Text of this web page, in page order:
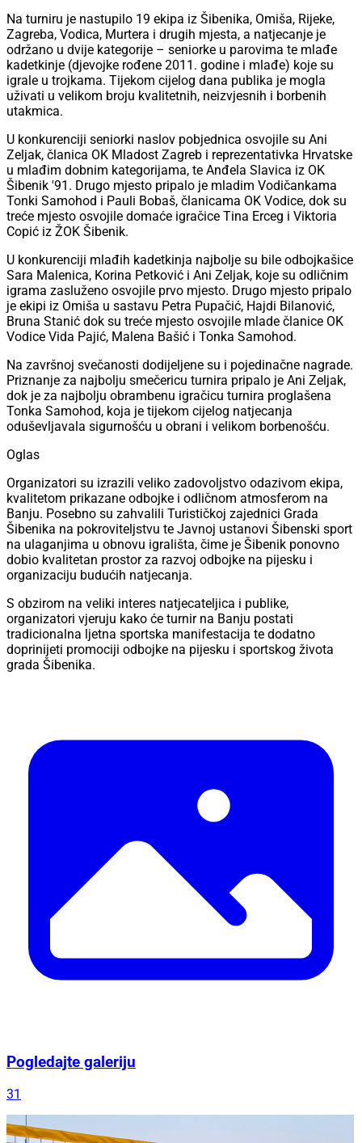
Na turniru je nastupilo 19 ekipa iz Šibenika, Omiša, Rijeke,
Zagreba, Vodica, Murtera i drugih mjesta, a natjecanje je
održano u dvije kategorije – seniorke u parovima te mlađe
kadetkinje (djevojke rođene 2011. godine i mlađe) koje su
igrale u trojkama. Tijekom cijelog dana publika je mogla
uživati u velikom broju kvalitetnih, neizvjesnih i borbenih
utakmica.
U konkurenciji seniorki naslov pobjednica osvojile su Ani
Zeljak, članica OK Mladost Zagreb i reprezentativka Hrvatske
u mlađim dobnim kategorijama, te Anđela Slavica iz OK
Šibenik '91. Drugo mjesto pripalo je mladim Vodičankama
Tonki Samohod i Pauli Bobaš, članicama OK Vodice, dok su
treće mjesto osvojile domaće igračice Tina Erceg i Viktoria
Copić iz ŽOK Šibenik.
U konkurenciji mlađih kadetkinja najbolje su bile odbojkašice
Sara Malenica, Korina Petković i Ani Zeljak, koje su odličnim
igrama zasluženo osvojile prvo mjesto. Drugo mjesto pripalo
je ekipi iz Omiša u sastavu Petra Pupačić, Hajdi Bilanović,
Bruna Stanić dok su treće mjesto osvojile mlade članice OK
Vodice Vida Pajić, Malena Bašić i Tonka Samohod.
Na završnoj svečanosti dodijeljene su i pojedinačne nagrade.
Priznanje za najbolju smečericu turnira pripalo je Ani Zeljak,
dok je za najbolju obrambenu igračicu turnira proglašena
Tonka Samohod, koja je tijekom cijelog natjecanja
oduševljavala sigurnošću u obrani i velikom borbenošću.
Oglas
Organizatori su izrazili veliko zadovoljstvo odazivom ekipa,
kvalitetom prikazane odbojke i odličnom atmosferom na
Banju. Posebno su zahvalili Turističkoj zajednici Grada
Šibenika na pokroviteljstvu te Javnoj ustanovi Šibenski sport
na ulaganjima u obnovu igrališta, čime je Šibenik ponovno
dobio kvalitetan prostor za razvoj odbojke na pijesku i
organizaciju budućih natjecanja.
S obzirom na veliki interes natjecateljica i publike,
organizatori vjeruju kako će turnir na Banju postati
tradicionalna ljetna sportska manifestacija te dodatno
doprinijeti promociji odbojke na pijesku i sportskog života
grada Šibenika.
Pogledajte galeriju
31